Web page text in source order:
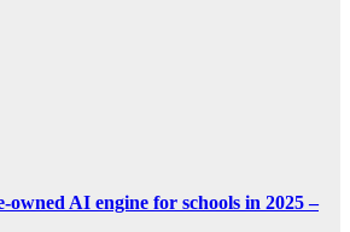
owned AI engine for schools in 2025 –